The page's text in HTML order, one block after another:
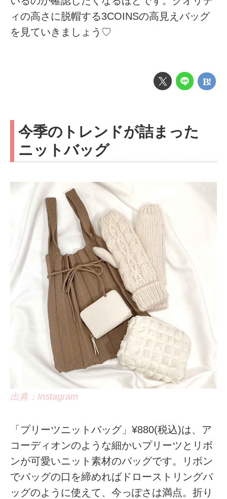
ィの高さに脱帽する3COINSの高見えバッグ
を見ていきましょう♡
今季のトレンドが詰まった
ニットバッグ
出典：Instagram
「プリーツニットバッグ」¥880(税込)は、ア
コーディオンのような細かいプリーツとリボ
ンが可愛いニット素材のバッグです。リボン
でバッグの口を締めればドローストリングバ
ッグのように使えて、今っぽさは満点。折り